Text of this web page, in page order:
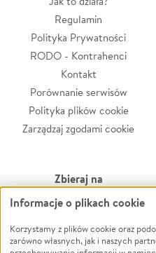
Regulamin
Polityka Prywatności
RODO - Kontrahenci
Kontakt
Porównanie serwisów
Polityka plików cookie
Zarządzaj zgodami cookie
Zbieraj na
Leczenie
Zwierzęta
Pożar
Informacje o plikach cookie
Korzystamy z plików cookie oraz
zarówno własnych, jak i naszych